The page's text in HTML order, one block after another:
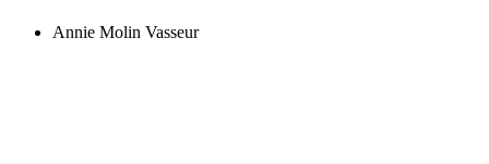
Annie Molin Vasseur